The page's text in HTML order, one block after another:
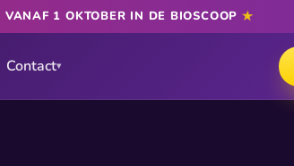
1 OKTOBER IN DE BIOSCOOP ★
Contact▾